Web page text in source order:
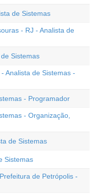
de Sistemas
- RJ - Analista de
Sistemas
Analista de Sistemas -
- Programador
- Organização,
de Sistemas
Sistemas
de Petrópolis -